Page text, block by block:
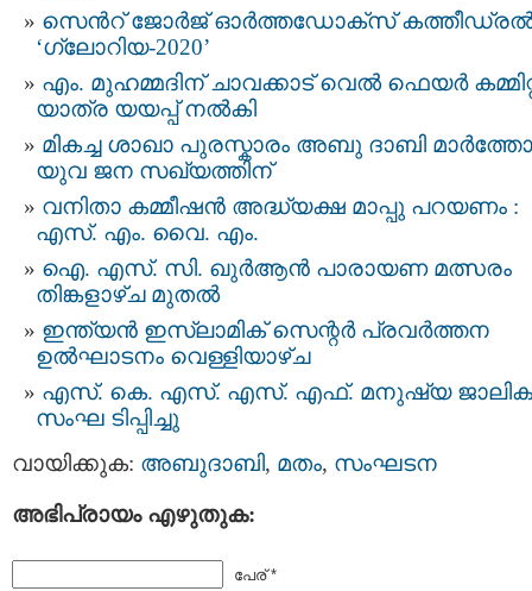
സെൻറ് ജോർജ് ഓർത്തഡോക്സ്
‘ഗ്ലോറിയ-2020’
എം. മുഹമ്മദിന് ചാവക്കാട് വെൽ ഫെയർ
യാത്ര യയപ്പ് നൽകി
മികച്ച ശാഖാ പുരസ്കാരം അബു ദാബി
യുവ ജന സഖ്യത്തിന്
വനിതാ കമ്മീഷന്‍ അദ്ധ്യക്ഷ മാപ്പു പറയണം :
എസ്. എം. വൈ. എം.
ഐ. എസ്. സി. ഖുർആൻ പാരായണ മത്സരം
തിങ്കളാഴ്ച മുതൽ
ഇന്ത്യൻ ഇസ്‌ലാമിക് സെന്റർ പ്രവർത്തന
ഉല്‍ഘാടനം വെള്ളിയാഴ്ച
എസ്. കെ. എസ്. എസ്. എഫ്. മനുഷ്യ ജാലിക
സംഘ ടിപ്പിച്ചു
വായിക്കുക: അബുദാബി, മതം, സംഘടന
അഭിപ്രായം എഴുതുക:
പേര് *